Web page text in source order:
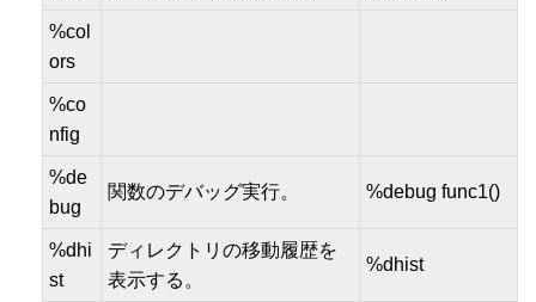
%col
ors
%co
nfig
%de
bug
関数のデバッグ実行。 %debug func1()
%dhi
st
ディレクトリの移動履歴を
表示する。
%dhist